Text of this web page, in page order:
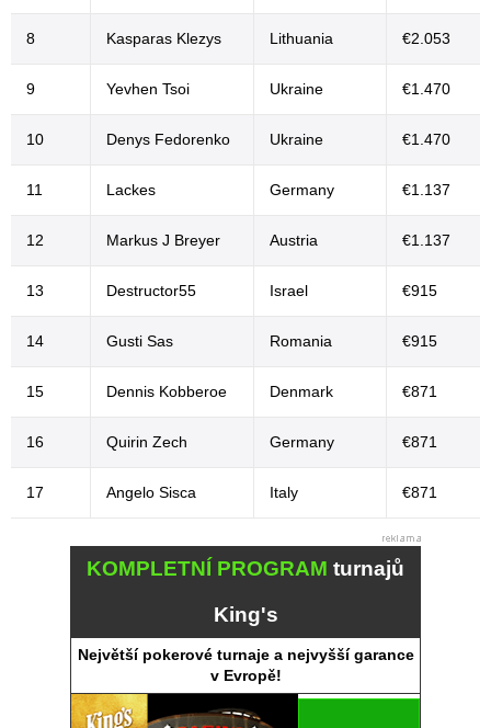
8 Kasparas Klezys Lithuania €2.053
9 Yevhen Tsoi Ukraine €1.470
10 Denys Fedorenko Ukraine €1.470
11 Lackes Germany €1.137
12 Markus J Breyer Austria €1.137
13 Destructor55 Israel €915
14 Gusti Sas Romania €915
15 Dennis Kobberoe Denmark €871
16 Quirin Zech Germany €871
17 Angelo Sisca Italy €871
KOMPLETNÍ PROGRAM turnajů
King's
Největší pokerové turnaje a nejvyšší garance
v Evropě!